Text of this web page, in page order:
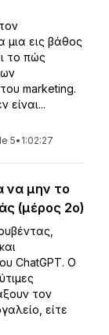
εις βάθος
το πώς
marketing.
είναι...
5• 1:02:27
να μην το
(μέρος 2ο)
ChatGPT. Ο
τον
είτε